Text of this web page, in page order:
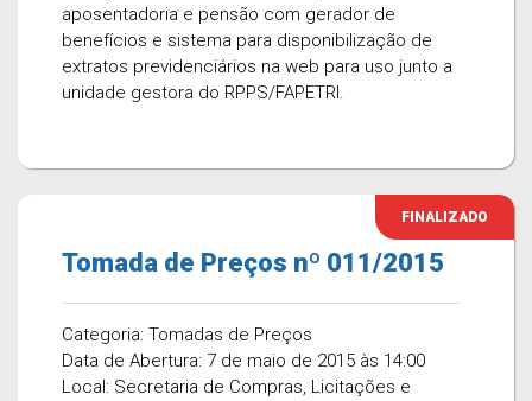
aposentadoria e pensão com gerador de
benefícios e sistema para disponibilização de
extratos previdenciários na web para uso junto a
unidade gestora do RPPS/FAPETRI.
FINALIZADO
Tomada de Preços nº 011/2015
Categoria: Tomadas de Preços
Data de Abertura: 7 de maio de 2015 às 14:00
Local: Secretaria de Compras, Licitações e